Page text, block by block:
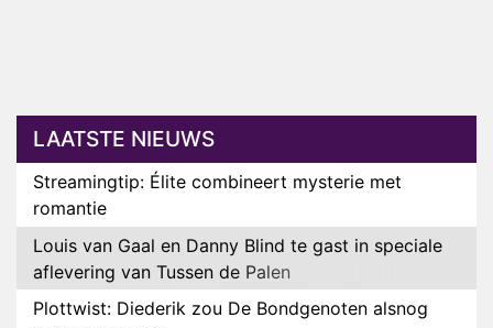
LAATSTE NIEUWS
Streamingtip: Élite combineert mysterie met
romantie
Louis van Gaal en Danny Blind te gast in speciale
aflevering van Tussen de Palen
Plottwist: Diederik zou De Bondgenoten alsnog